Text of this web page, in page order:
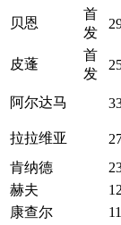
贝恩
首
发
皮蓬
首
发
阿尔达马
拉拉维亚
肯纳德
赫夫
康查尔